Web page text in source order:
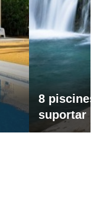
8 piscines
suportar